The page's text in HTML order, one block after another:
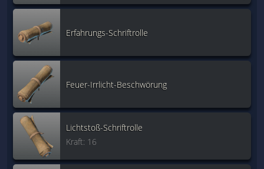
Erfahrungs-Schriftrolle
Feuer-Irrlicht-Beschwörung
Lichtstoß-Schriftrolle
Kraft: 16